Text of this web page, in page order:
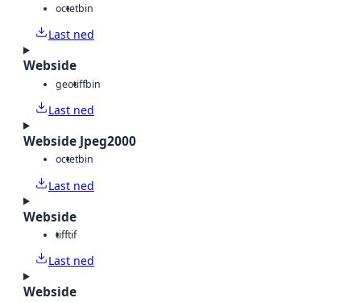
octetbin
Last ned
Webside
geotiffbin
Last ned
Webside Jpeg2000
octetbin
Last ned
Webside
tifftif
Last ned
Webside